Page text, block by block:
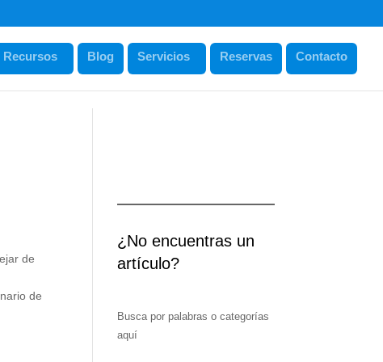
Recursos Blog Servicios Reservas Contacto
de
de
¿No encuentras un
artículo?
Busca por palabras o categorías
aquí